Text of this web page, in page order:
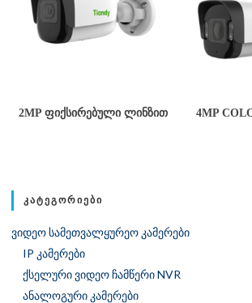
2MP ᲤᲘᲥᲡᲘᲠᲔᲑᲣᲚᲘ ᲚᲘᲜᲖᲘᲗ 4MP
ᲙᲐᲢᲔᲒᲝᲠᲘᲔᲑᲘ
ვიდეო სამეთვალყურეო კამერები
IP კამერები
ქსელური ვიდეო ჩამწერი NVR
ანალოგური კამერები